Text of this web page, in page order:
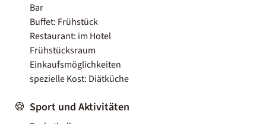
Bar
Buffet: Frühstück
Restaurant: im Hotel
Frühstücksraum
Einkaufsmöglichkeiten
spezielle Kost: Diätküche
Sport und Aktivitäten